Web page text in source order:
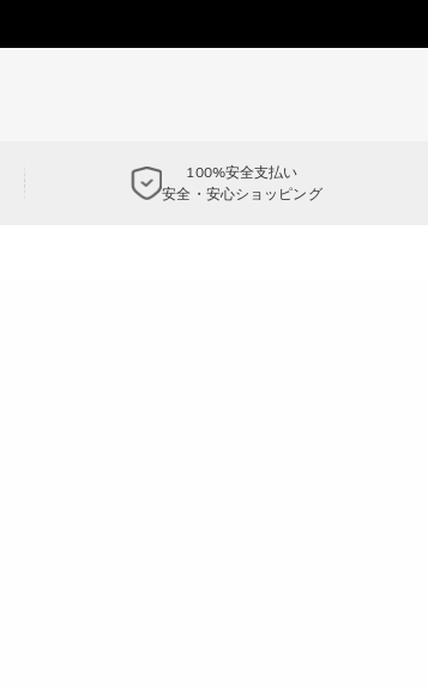
100%安全支払い
安全・安心ショッピング